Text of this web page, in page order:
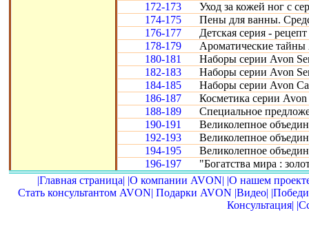
172-173
Уход за кожей ног с
174-175
Пены для ванны.
176-177
Детская серия -
178-179
Ароматические тайны
180-181
Наборы серии Avon
182-183
Наборы серии Avon
184-185
Наборы серии Avon
186-187
Косметика серии Avon
188-189
Специальное
190-191
Великолепное
192-193
Великолепное
194-195
Великолепное
196-197
"Богатства мира :
|Главная страница| |О компании AVON| |О нашем
Стать консультантом AVON| Подарки AVON |Видео|
Консультация|